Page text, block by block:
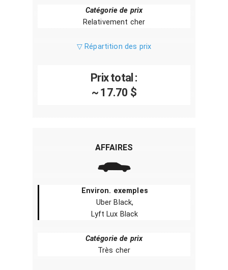
Catégorie de prix
Relativement cher
▽ Répartition des prix
Prix total :
~ 17.70 $
AFFAIRES
Environ. exemples
Uber Black,
Lyft Lux Black
Catégorie de prix
Très cher